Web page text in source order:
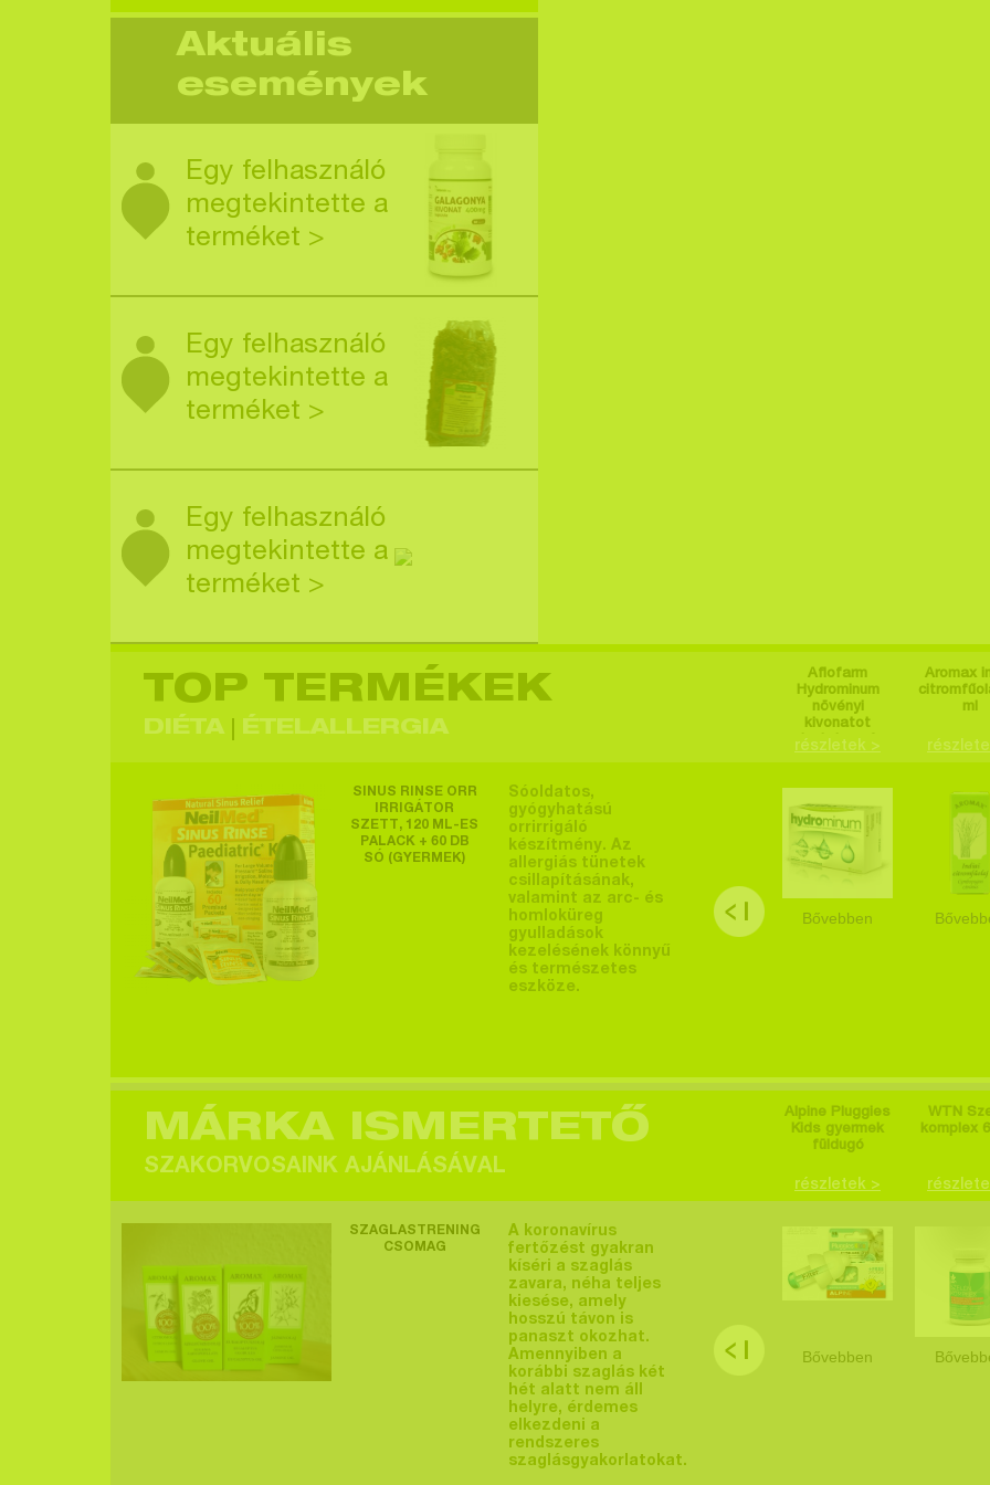
Aktuális
események
Egy felhasználó
megtekintette a
terméket >
Egy felhasználó
megtekintette a
terméket >
Egy felhasználó
megtekintette a
terméket >
Egy felhasználó
megtekintette a
terméket >
Egy felhasználó
megtekintette a
terméket >
megtekintette a
terméket >
megtekintette a
terméket >
Egy felhasználó
TOP TERMÉKEK
DIÉTA ÉTELALLERGIA
SINUS RINSE ORR
IRRIGÁTOR
SZETT, 120 ML-ES
PALACK + 60 DB
SÓ (GYERMEK)
Sóoldatos,
gyógyhatású
orrirrigáló
készítmény. Az
allergiás tünetek
csillapításának,
valamint az arc- és
homloküreg
gyulladások
kezelésének könnyű
és természetes
eszköze.
Aflofarm
Hydrominum
növényi
kivonatot
tartalmazó
étrend-
tabletta 30 db
részletek >
Bővebben
Aromax
ml
MÁRKA ISMERTETŐ
SZAKORVOSAINK AJÁNLÁSÁVAL
SZAGLÁSTRÉNING
CSOMAG
A koronavírus
fertőzést gyakran
kíséri a szaglás
zavara, néha teljes
kiesése, amely
hosszú távon is
panaszt okozhat.
Amennyiben a
korábbi szaglás két
hét alatt nem áll
helyre, érdemes
elkezdeni a
rendszeres
szaglásgyakorlatokat.
Alpine Pluggies
Kids gyermek
füldugó
részletek >
Bővebben
WTN
komplex